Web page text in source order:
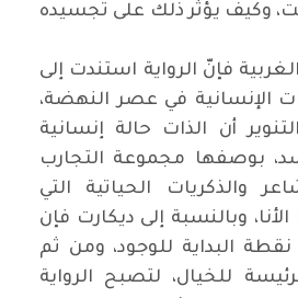
وكيف يؤثر ذلك على تجسيده
فإنّ الرواية استندت إلى
الإنسانية في عصر النهضة،
أن الذات حالة إنسانية
بوصفها مجموعة التجارب
والذكريات الحياتية التي
وبالنسبة إلى ديكارت فإن
البداية للوجود، ومن ثم
للخيال، لتصبح الرواية